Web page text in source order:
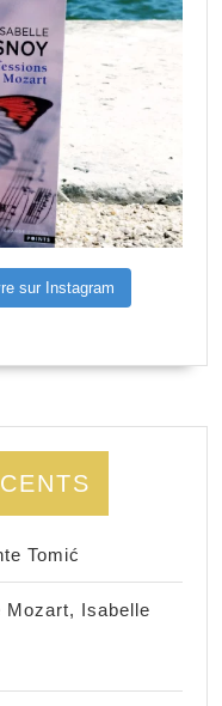
sur Instagram
Tomić
Mozart, Isabelle